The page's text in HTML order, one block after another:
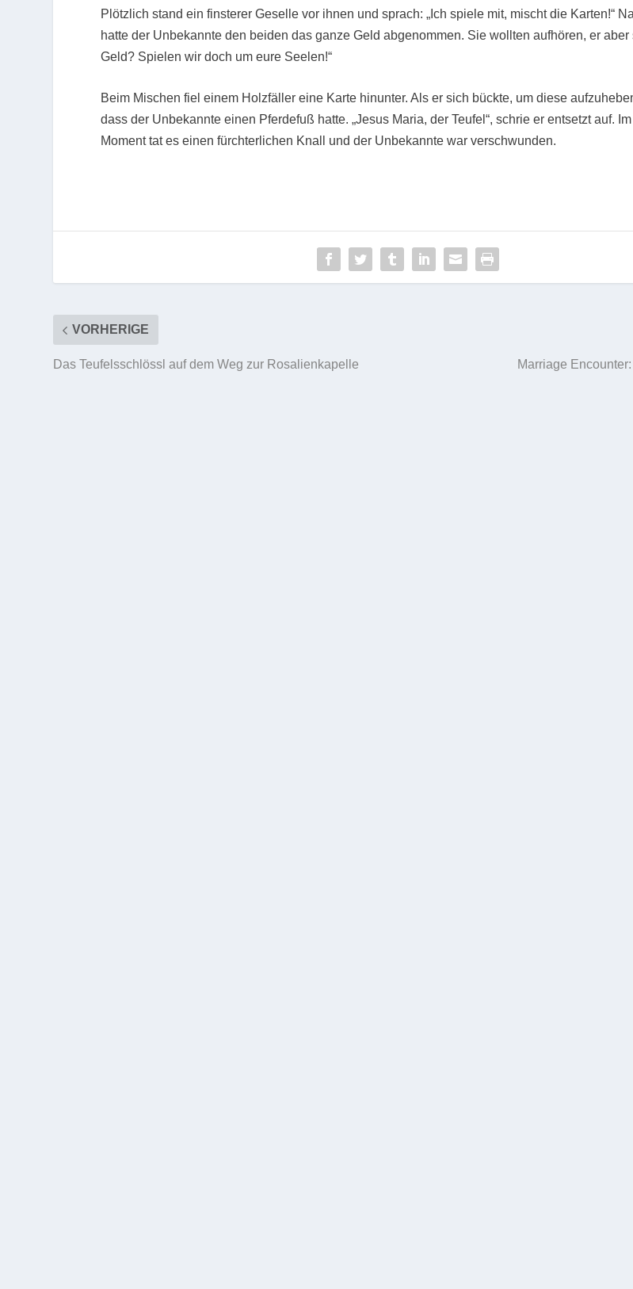
Plötzlich stand ein finsterer Geselle vor ihnen und sprach: „Ich spiele mit, mischt die Karten!“
hatte der Unbekannte den beiden das ganze Geld abgenommen. Sie wollten aufhören, er aber
Geld? Spielen wir doch um eure Seelen!“
Beim Mischen fiel einem Holzfäller eine Karte hinunter. Als er sich bückte, um diese
dass der Unbekannte einen Pferdefuß hatte. „Jesus Maria, der Teufel“, schrie er entsetzt auf.
Moment tat es einen fürchterlichen Knall und der Unbekannte war verschwunden.
VORHERIGE
Das Teufelsschlössl auf dem Weg zur Rosalienkapelle Marriage